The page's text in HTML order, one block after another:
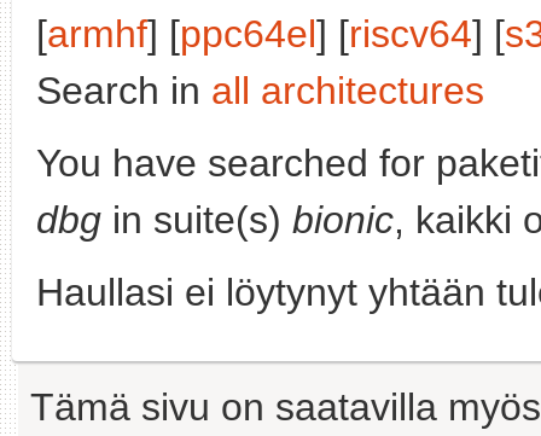
[armhf] [ppc64el] [riscv64] [
Search in all architectures
You have searched for
dbg in suite(s) bionic, kaikki
Haullasi ei löytynyt yhtään
Tämä sivu on saatavilla